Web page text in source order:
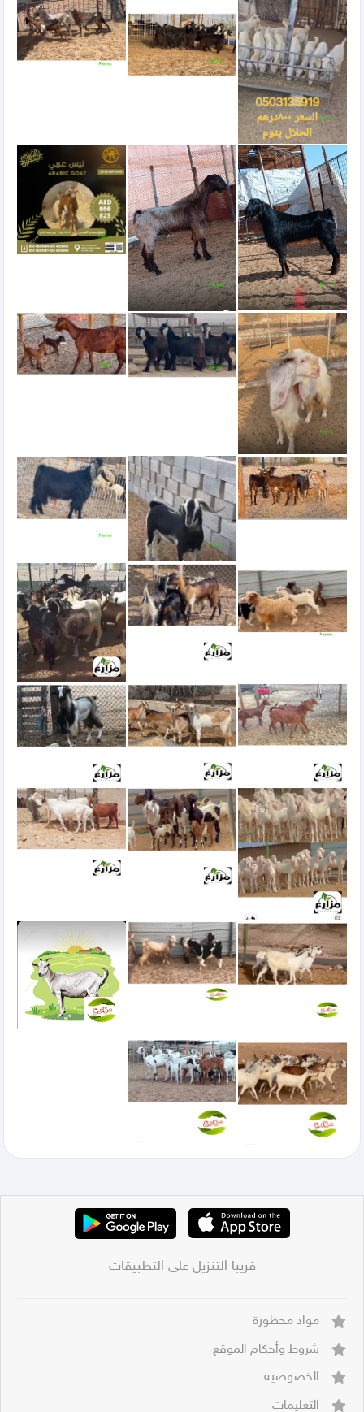
قريبا التنزيل على التطبيقات
مواد محظورة
شروط وأحكام الموقع
الخصوصيه
التعليمات